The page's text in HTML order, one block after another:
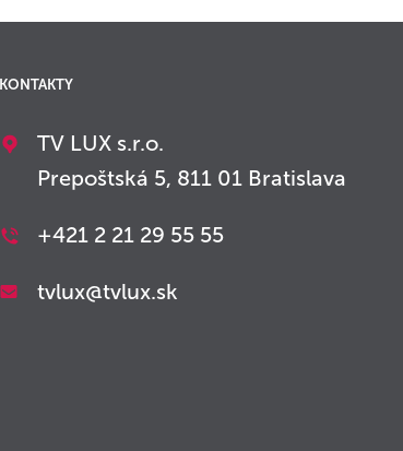
KONTAKTY
TV LUX s.r.o.
Prepoštská 5, 811 01 Bratislava
+421 2 21 29 55 55
tvlux@tvlux.sk